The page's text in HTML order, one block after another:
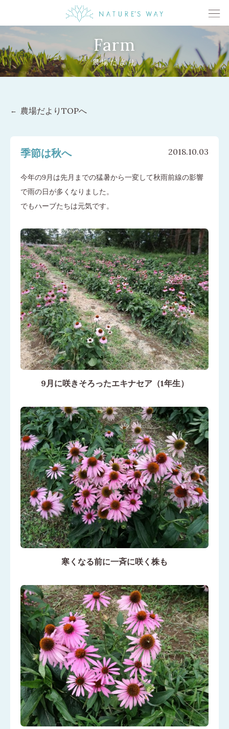
Farm
農場だより
農場だよりTOPへ
季節は秋へ 2018.10.03
今年の9月は先月までの猛暑から一変して秋雨前線の影響
で雨の日が多くなりました。
でもハーブたちは元気です。
9月に咲きそろったエキナセア（1年生）
寒くなる前に一斉に咲く株も